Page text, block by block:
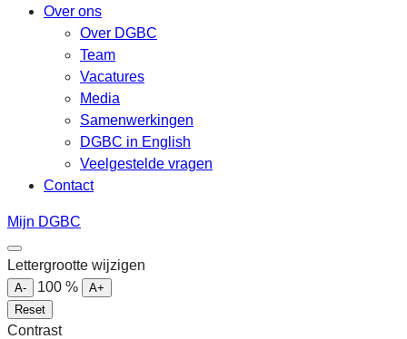
Over ons
Over DGBC
Team
Vacatures
Media
Samenwerkingen
DGBC in English
Veelgestelde vragen
Contact
Mijn DGBC
Lettergrootte wijzigen
A- 100 %
A+
Reset
Contrast